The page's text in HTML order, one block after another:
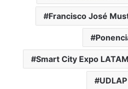
Francisco José
Smart City Expo
UDLAP